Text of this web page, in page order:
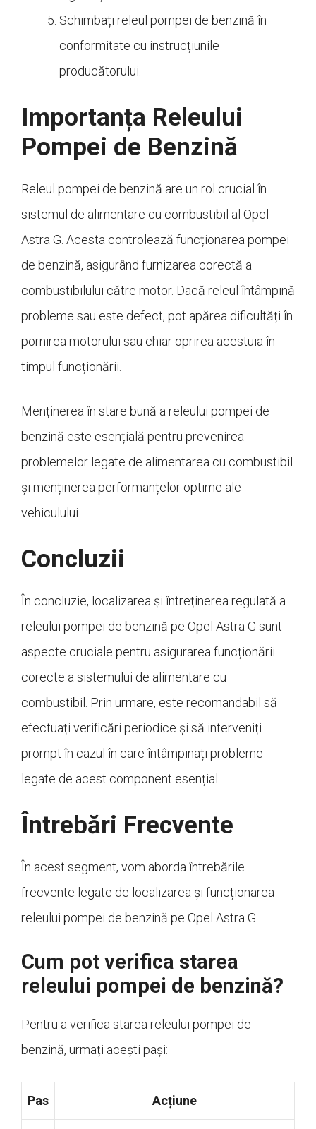
Schimbați releul pompei de benzină în
conformitate cu instrucțiunile
producătorului.
Importanța Releului
Pompei de Benzină
Releul pompei de benzină are un rol crucial în
sistemul de alimentare cu combustibil al Opel
Astra G. Acesta controlează funcționarea pompei
de benzină, asigurând furnizarea corectă a
combustibilului către motor. Dacă releul întâmpină
probleme sau este defect, pot apărea dificultăți în
pornirea motorului sau chiar oprirea acestuia în
timpul funcționării.
Menținerea în stare bună a releului pompei de
benzină este esențială pentru prevenirea
problemelor legate de alimentarea cu combustibil
și menținerea performanțelor optime ale
vehiculului.
Concluzii
În concluzie, localizarea și întreținerea regulată a
releului pompei de benzină pe Opel Astra G sunt
aspecte cruciale pentru asigurarea funcționării
corecte a sistemului de alimentare cu
combustibil. Prin urmare, este recomandabil să
efectuați verificări periodice și să interveniți
prompt în cazul în care întâmpinați probleme
legate de acest component esențial.
Întrebări Frecvente
În acest segment, vom aborda întrebările
frecvente legate de localizarea și funcționarea
releului pompei de benzină pe Opel Astra G.
Cum pot verifica starea
releului pompei de benzină?
Pentru a verifica starea releului pompei de
benzină, urmați acești pași:
Pas Acțiune